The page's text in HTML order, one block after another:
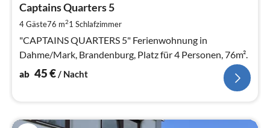
Captains Quarters 5
4 Gäste76 m21 Schlafzimmer
"CAPTAINS QUARTERS 5" Ferienwohnung in
Dahme/Mark, Brandenburg, Platz für 4 Personen, 76m².
ab 45€/ Nacht